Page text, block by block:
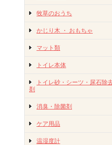
牧草のおうち
かじり木 ・ おもちゃ
マット類
トイレ本体
トイレ砂・シーツ・尿石除
剤
消臭・除菌剤
ケア用品
温湿度計